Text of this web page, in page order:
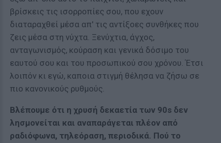
βρίσκεις τις ισορροπίες σου, που εχουν
διαταραχθεί μέσα απ' τις αντίξοες συνθήκες που
ζεις μέσα στη νύχτα. Ξενύχτια, άγχος,
ανταγωνισμός, κούραση και γενικά δόσιμο του
εαυτού σου και του προσωπικού σου χρόνου. Έτσι
λοιπόν κι εγώ, καποια στιγμή θέλησα να ζήσω σε
πιο κανονικούς ρυθμούς.
Βλέπουμε ότι η χρυσή δεκαετία των 90s δεν
λησμονείται και αναπαράγεται πλέον από
ραδιόφωνα, τηλεόραση, περιοδικά. Πού το